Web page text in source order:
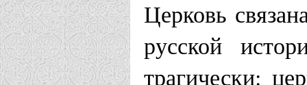
Церковь
русской
трагически: